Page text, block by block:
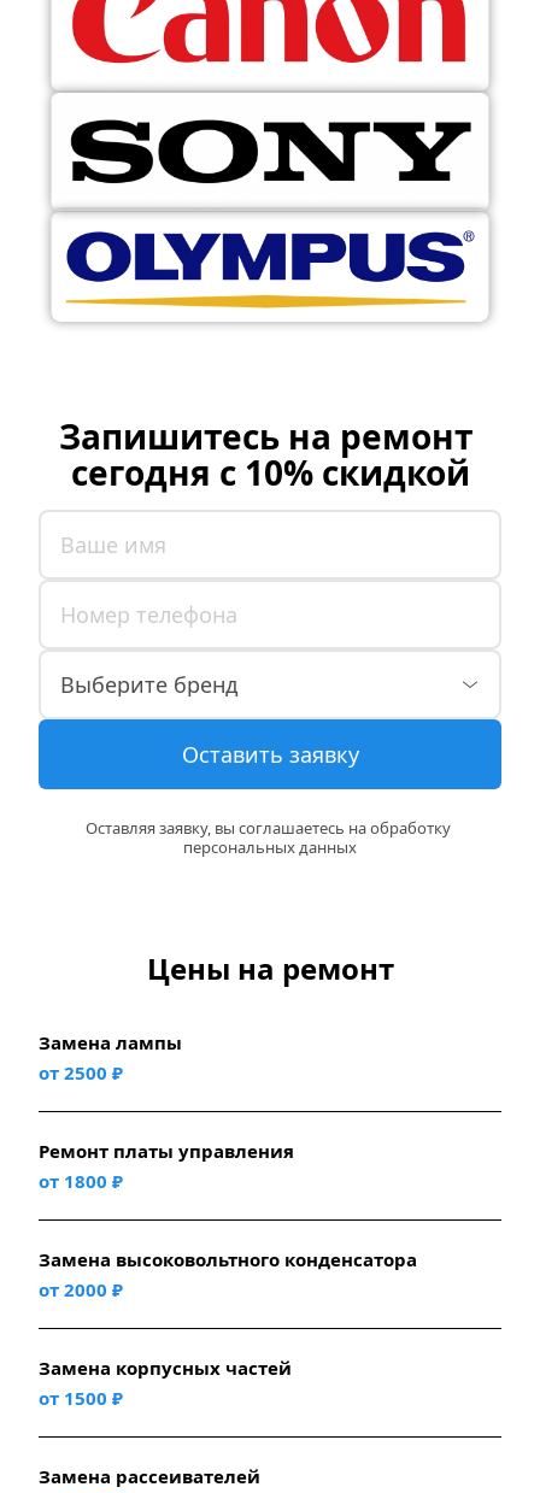
Запишитесь на ремонт
сегодня с 10% скидкой
Оставить заявку
Оставляя заявку, вы соглашаетесь на обработку
персональных данных
Цены на ремонт
Замена лампы
от 2500 ₽
Ремонт платы управления
от 1800 ₽
Замена высоковольтного конденсатора
от 2000 ₽
Замена корпусных частей
от 1500 ₽
Замена рассеивателей